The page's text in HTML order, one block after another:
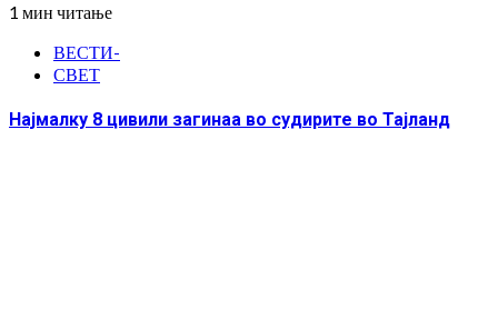
1 мин читање
ВЕСТИ-
СВЕТ
Најмалку 8 цивили загинаа во судирите во Тајланд